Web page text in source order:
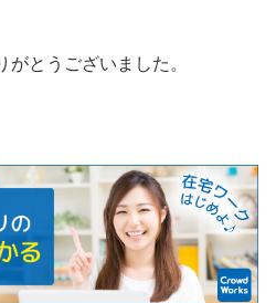
とうございました。